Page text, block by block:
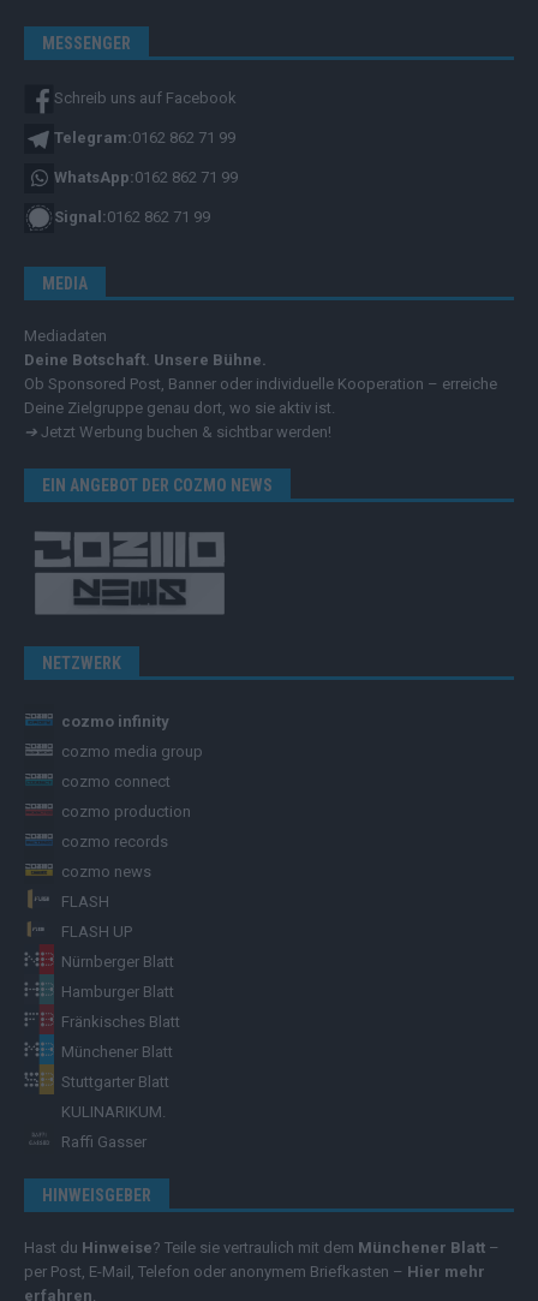
MESSENGER
Schreib uns auf Facebook
Telegram:0162 862 71 99
WhatsApp:0162 862 71 99
Signal:0162 862 71 99
MEDIA
Mediadaten
Deine Botschaft. Unsere Bühne.
Ob Sponsored Post, Banner oder individuelle Kooperation – erreiche
Deine Zielgruppe genau dort, wo sie aktiv ist.
➔ Jetzt Werbung buchen & sichtbar werden!
EIN ANGEBOT DER COZMO NEWS
NETZWERK
cozmo infinity
cozmo media group
cozmo connect
cozmo production
cozmo records
cozmo news
FLASH
FLASH UP
Nürnberger Blatt
Hamburger Blatt
Fränkisches Blatt
Münchener Blatt
Stuttgarter Blatt
KULINARIKUM.
Raffi Gasser
HINWEISGEBER
Hast du Hinweise? Teile sie vertraulich mit dem Münchener Blatt –
per Post, E-Mail, Telefon oder anonymem Briefkasten – Hier mehr
erfahren.